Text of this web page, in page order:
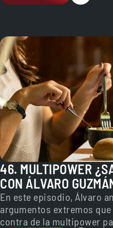
46. MULTIPOWER
CON ÁLVARO
En este episodio, Álvaro
argumentos extremos
contra de la multipower